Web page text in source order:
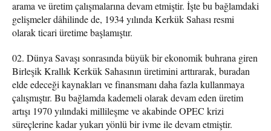
arama ve üretim çalışmalarına devam etmiştir. İşte bu bağlamdaki
gelişmeler dâhilinde de, 1934 yılında Kerkük Sahası resmi
olarak ticari üretime başlamıştır.
Dünya Savaşı sonrasında büyük bir ekonomik buhrana giren
Birleşik Krallık Kerkük Sahasının üretimini arttırarak, buradan
elde edeceği kaynakları ve finansmanı daha fazla kullanmaya
çalışmıştır. Bu bağlamda kademeli olarak devam eden üretim
artışı 1970 yılındaki millileşme ve akabinde OPEC krizi
süreçlerine kadar yukarı yönlü bir ivme ile devam etmiştir.